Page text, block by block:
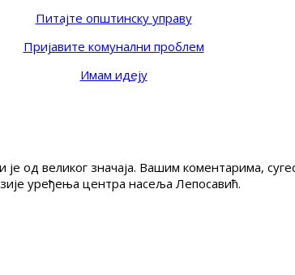
Питајте општинску управу
Пријавите комунални проблем
Имам идеју
од великог значаја. Вашим коментарима,
уређења центра насеља Лепосавић.